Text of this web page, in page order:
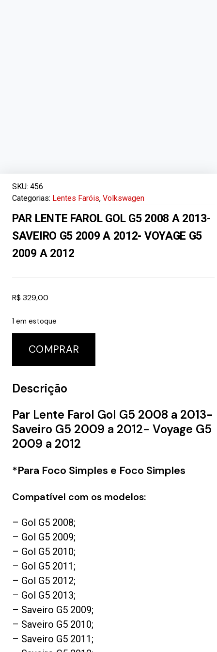
SKU: 456
Categorias: Lentes Faróis, Volkswagen
PAR LENTE FAROL GOL G5 2008 A 2013-
SAVEIRO G5 2009 A 2012- VOYAGE G5
2009 A 2012
R$ 329,00
1 em estoque
COMPRAR
Descrição
Par Lente Farol Gol G5 2008 a 2013-
Saveiro G5 2009 a 2012- Voyage G5
2009 a 2012
*Para Foco Simples e Foco Simples
Compatível com os modelos:
– Gol G5 2008;
– Gol G5 2009;
– Gol G5 2010;
– Gol G5 2011;
– Gol G5 2012;
– Gol G5 2013;
– Saveiro G5 2009;
– Saveiro G5 2010;
– Saveiro G5 2011;